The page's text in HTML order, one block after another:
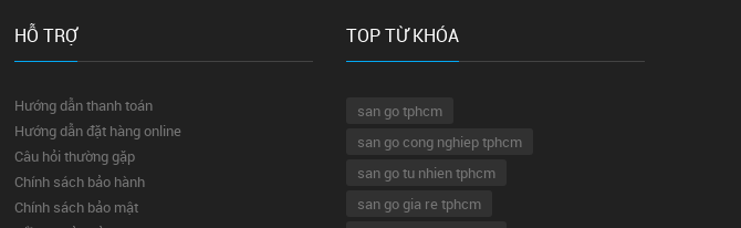
HỖ TRỢ
Hướng dẫn thanh toán
Hướng dẫn đặt hàng online
Câu hỏi thường gặp
Chính sách bảo hành
Chính sách bảo mật
TOP TỪ KHÓA
san go tphcm
san go cong nghiep tphcm
san go tu nhien tphcm
san go gia re tphcm